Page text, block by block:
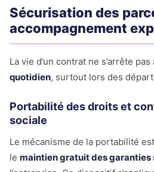
Sécurisation des
accompagnement
La vie d’un contrat ne s’arrête
quotidien, surtout lors des
Portabilité des droits et
sociale
Le mécanisme de la portabilité
le maintien gratuit des garanties